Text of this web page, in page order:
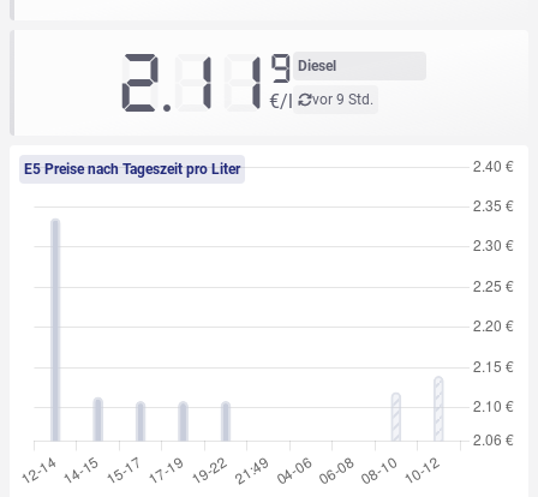
Diesel
vor 9 Std.
2.11 9
€/l
E5 Preise nach Tageszeit pro Liter